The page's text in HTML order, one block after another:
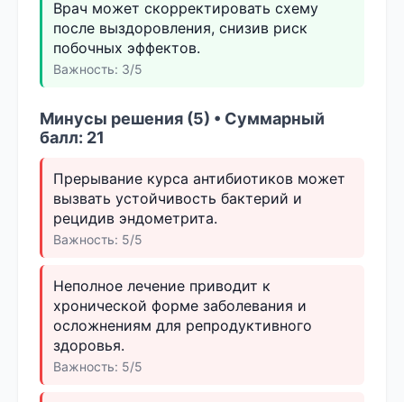
Врач может скорректировать схему
после выздоровления, снизив риск
побочных эффектов.
Важность: 3/5
Минусы решения (5) • Суммарный
балл: 21
Прерывание курса антибиотиков может
вызвать устойчивость бактерий и
рецидив эндометрита.
Важность: 5/5
Неполное лечение приводит к
хронической форме заболевания и
осложнениям для репродуктивного
здоровья.
Важность: 5/5